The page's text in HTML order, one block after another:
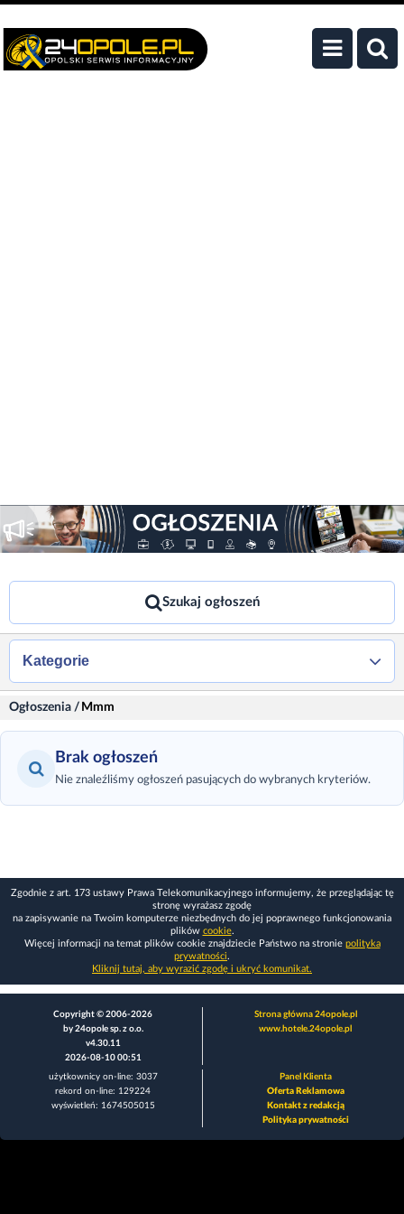
Szukaj ogłoszeń
Kategorie
Ogłoszenia / Mmm
Brak ogłoszeń
Nie znaleźliśmy ogłoszeń pasujących do wybranych kryteriów.
Zgodnie z art. 173 ustawy Prawa Telekomunikacyjnego informujemy, że przeglądając tę
stronę wyrażasz zgodę
na zapisywanie na Twoim komputerze niezbędnych do jej poprawnego funkcjonowania
plików cookie.
Więcej informacji na temat plików cookie znajdziecie Państwo na stronie polityka
prywatności.
Kliknij tutaj, aby wyrazić zgodę i ukryć komunikat.
Copyright © 2006-2026
by 24opole sp. z o.o.
v4.30.11
2026-08-10 00:51
Strona główna 24opole.pl
www.hotele.24opole.pl
użytkownicy on-line: 3037
rekord on-line: 129224
wyświetleń: 1674505015
Panel Klienta
Oferta Reklamowa
Kontakt z redakcją
Polityka prywatności